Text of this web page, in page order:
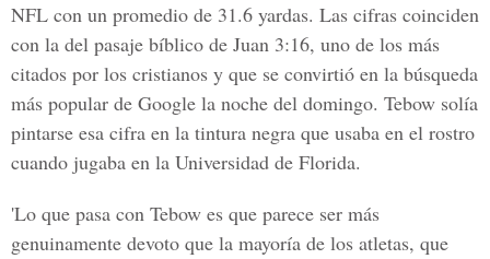
NFL con un promedio de 31.6 yardas. Las cifras coinciden
con la del pasaje bíblico de Juan 3:16, uno de los más
citados por los cristianos y que se convirtió en la búsqueda
más popular de Google la noche del domingo. Tebow solía
pintarse esa cifra en la tintura negra que usaba en el rostro
cuando jugaba en la Universidad de Florida.
'Lo que pasa con Tebow es que parece ser más
genuinamente devoto que la mayoría de los atletas, que